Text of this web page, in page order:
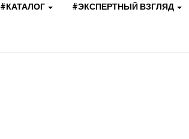
#КАТАЛОГ #ЭКСПЕРТНЫЙ ВЗГЛЯД